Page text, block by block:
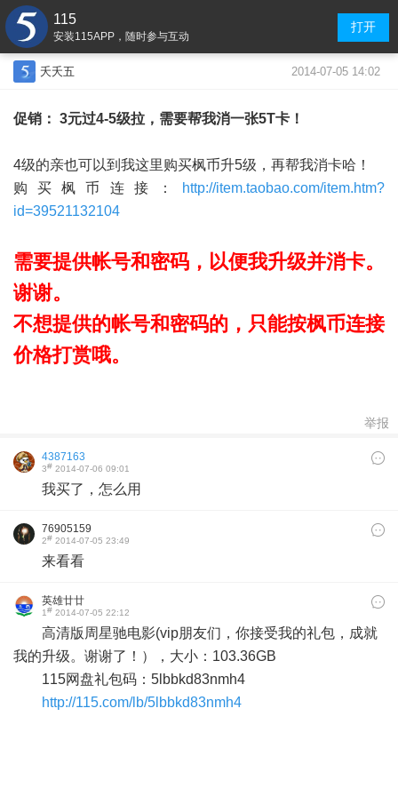
115
安装115APP，随时参与互动
打开
夭夭五 2014-07-05 14:02
促销： 3元过4-5级拉，需要帮我消一张5T卡 ！
4级的亲也可以到我这里购买枫币升5级，再帮我消卡哈！
购买枫币连接：
http://item.taobao.com/item.htm?
id=39521132104
需要提供帐号和密码，以便我升级并消卡。
谢谢。
不想提供的帐号和密码的，只能按枫币连接
价格打赏哦。
举报
4387163
3# 2014-07-06 09:01
我买了，怎么用
76905159
2# 2014-07-05 23:49
来看看
英雄廿廿
1# 2014-07-05 22:12
高清版周星驰电影(vip朋友们，你接受我的礼包，成就
我的升级。谢谢了！），大小：103.36GB
115网盘礼包码：5lbbkd83nmh4
http://115.com/lb/5lbbkd83nmh4